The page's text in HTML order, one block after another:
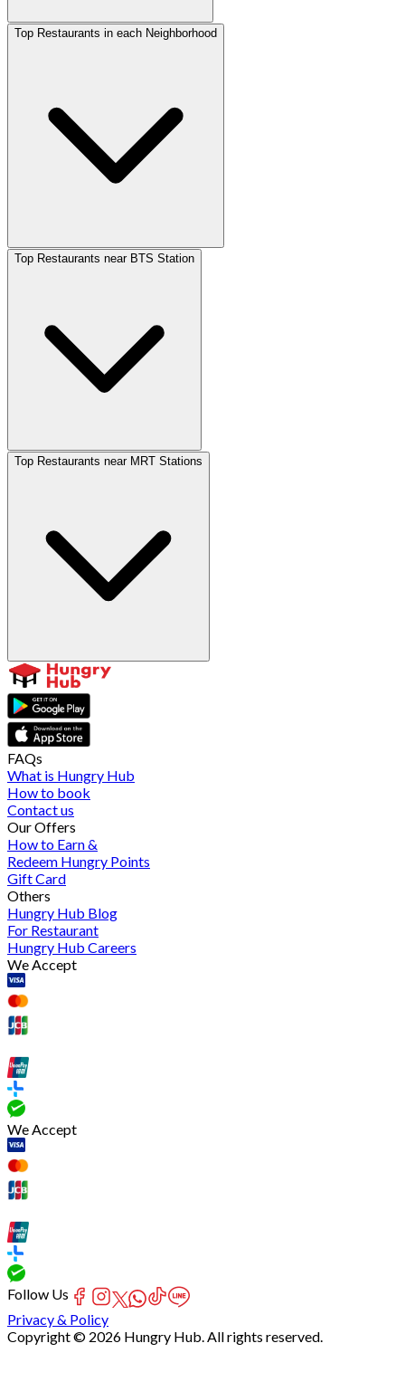
Top Restaurants in each Neighborhood
Top Restaurants near BTS Station
Top Restaurants near MRT Stations
FAQs
What is Hungry Hub
How to book
Contact us
Our Offers
How to Earn &
Redeem Hungry Points
Gift Card
Others
Hungry Hub Blog
For Restaurant
Hungry Hub Careers
We Accept
We Accept
Follow Us
Privacy & Policy
Copyright © 2026 Hungry Hub. All rights reserved.